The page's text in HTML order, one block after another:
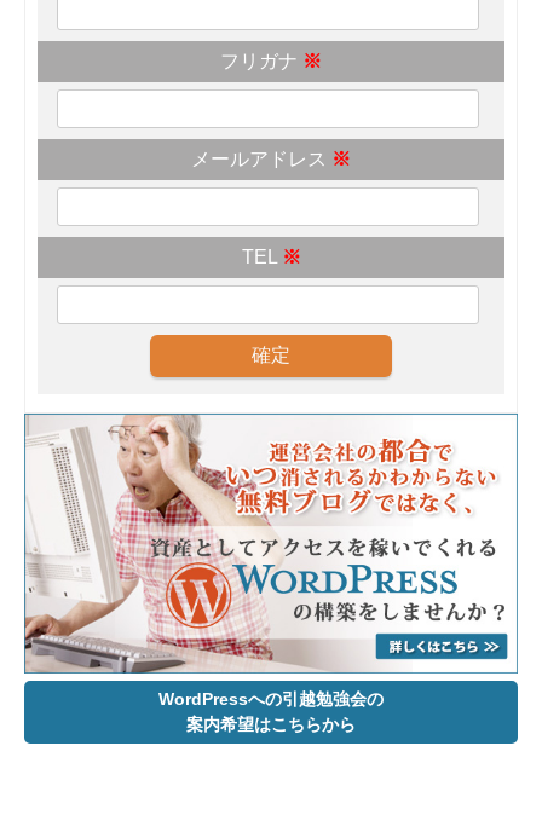
フリガナ ※
メールアドレス ※
TEL ※
WordPressへの引越勉強会の
案内希望はこちらから